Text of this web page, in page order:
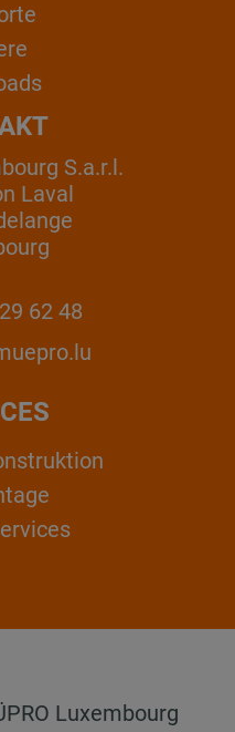
S.a.r.l.
Laval
62 48
Luxembourg